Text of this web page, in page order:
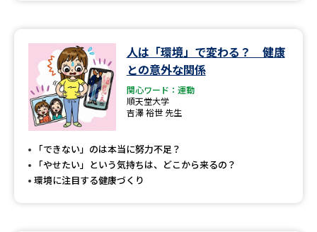
お支払いサイト
特定商取引表記
テレメール進学カタログ
訂正のご案内
人は「環境」で変わる？ 健康
との意外な関係
関心ワード：運動
順天堂大学
吉澤 裕世 先生
「できない」のは本当に努力不足？
「やせたい」という気持ちは、どこから来るの？
環境に注目する健康づくり